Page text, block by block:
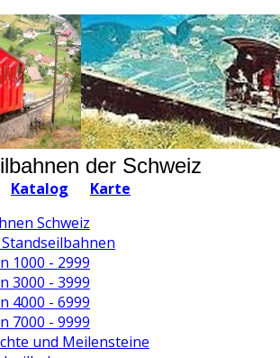
der Schweiz
Katalog
Karte
Schweiz
1000 - 2999
3000 - 3999
4000 - 6999
7000 - 9999
und Meilensteine